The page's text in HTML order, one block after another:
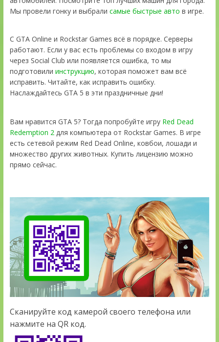
Мы провели гонку и выбрали самые быстрые авто в игре.
С GTA Online и Rockstar Games всё в порядке. Серверы
работают. Если у вас есть проблемы со входом в игру
через Social Club или появляется ошибка, то мы
подготовили инструкцию, которая поможет вам всё
исправить. Читайте, как исправить ошибку.
Наслаждайтесь GTA 5 в эти праздничные дни!
Вам нравится GTA 5? Тогда попробуйте игру Red Dead
Redemption 2для компьютера от Rockstar Games. В игре
есть сетевой режим Red Dead Online, ковбои, лошади и
множество других животных. Купить лицензию можно
прямо сейчас.
Сканируйте код камерой своего телефона или
нажмите на QR код.